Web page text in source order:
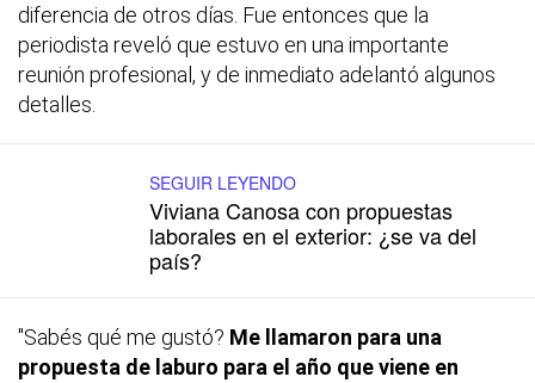
diferencia de otros días. Fue entonces que la
periodista reveló que estuvo en una importante
reunión profesional, y de inmediato adelantó algunos
detalles.
SEGUIR LEYENDO
Viviana Canosa con propuestas
laborales en el exterior: ¿se va del
país?
"Sabés qué me gustó? Me llamaron para una
propuesta de laburo para el año que viene en